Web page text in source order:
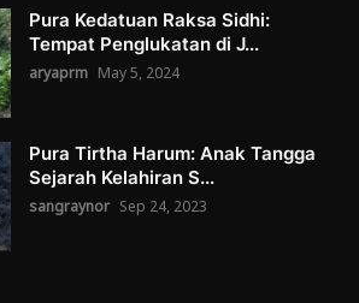
Pura Kedatuan Raksa Sidhi:
Tempat Penglukatan di J...
aryaprm May 5, 2024
Pura Tirtha Harum: Anak Tangga
Sejarah Kelahiran S...
sangraynor Sep 24, 2023